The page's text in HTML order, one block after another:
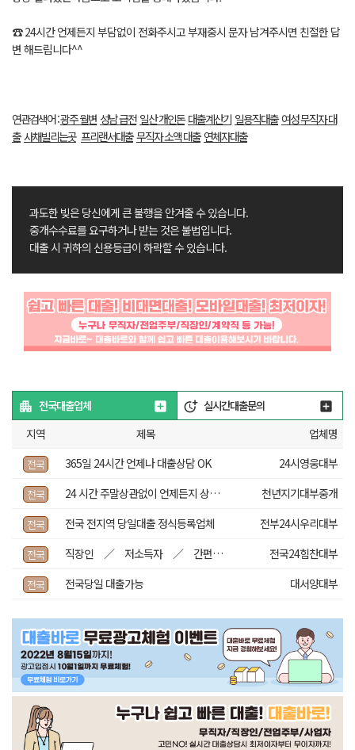
☎ 24시간 언제든지 부담없이 전화주시고 부재중시 문자 남겨주시면 친절한 답
변 해드립니다^^
연관검색어 :광주 월변 성남 급전 일산 개인돈 대출계산기 일용직대출 여성 무직자 대
출 사채빌리는곳 프리랜서대출 무직자 소액 대출 연체자대출
과도한 빚은 당신에게 큰 불행을 안겨줄 수 있습니다.
중개수수료를 요구하거나 받는 것은 불법입니다.
대출 시 귀하의 신용등급이 하락할 수 있습니다.
전국대출업체
실시간대출문의
지역
제목 업체명
전국 365일 24시간 언제나 대출상담 OK 24시영웅대부
전국 24 시간 주말상관없이 언제든지 상담가능 천년지기대부중개
전국 전국 전지역 당일대출 정식등록업체 전부24시우리대부
전국 직장인 ／ 저소득자 ／ 간편대출 ！ 전국24힘찬대부
전국 전국당일 대출가능 대서양대부